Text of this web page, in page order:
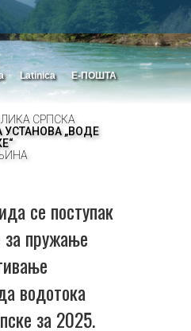
Latinica Е-ПОШТА
СРПСКА
УСТАНОВА „ВОДЕ
се поступак
за пружање
водотока
за 2025.